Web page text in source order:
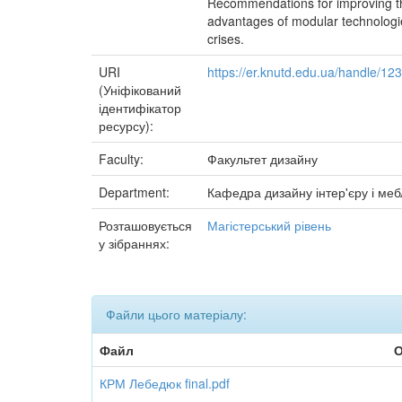
advantages of modular
crises.
URI
(Уніфікований
ідентифікатор
ресурсу):
https://er.knutd.edu.ua/handle/
Faculty:
Факультет дизайну
Department:
Кафедра дизайну інтер'єру і
Розташовується
у зібраннях:
Магістерський рівень
Файли цього матеріалу:
Файл
КРМ Лебедюк final.pdf